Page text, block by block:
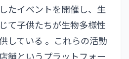
たイベントを開催し、生
て子供たちが生物多様性
している 。これらの活動
舗というプラットフォー